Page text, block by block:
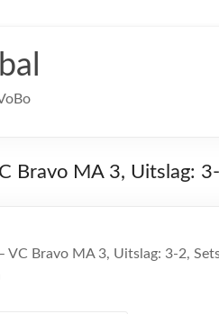
Bravo MA 3, Uitslag:
VC Bravo MA 3, Uitslag: 3-2,